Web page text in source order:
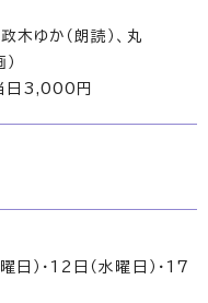
木ゆか（朗読）、丸
日3,000円
）・12日（水曜日）・17